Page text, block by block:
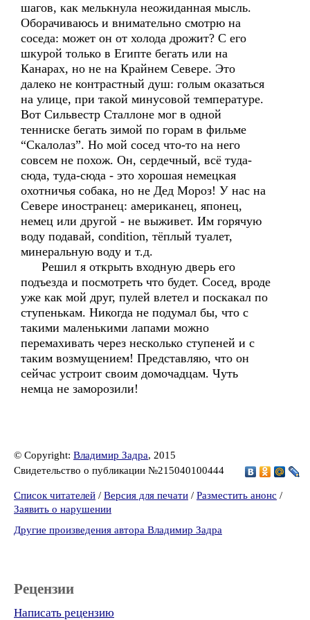
шагов, как мелькнула неожиданная мысль.
Оборачиваюсь и внимательно смотрю на
соседа: может он от холода дрожит? С его
шкурой только в Египте бегать или на
Канарах, но не на Крайнем Севере. Это
далеко не контрастный душ: голым оказаться
на улице, при такой минусовой температуре.
Вот Сильвестр Сталлоне мог в одной
тенниске бегать зимой по горам в фильме
“Скалолаз”. Но мой сосед что-то на него
совсем не похож. Он, сердечный, всё туда-
сюда, туда-сюда - это хорошая немецкая
охотничья собака, но не Дед Мороз! У нас на
Севере иностранец: американец, японец,
немец или другой - не выживет. Им горячую
воду подавай, condition, тёплый туалет,
минеральную воду и т.д.
Решил я открыть входную дверь его
подъезда и посмотреть что будет. Сосед, вроде
уже как мой друг, пулей влетел и поскакал по
ступенькам. Никогда не подумал бы, что с
такими маленькими лапами можно
перемахивать через несколько ступеней и с
таким возмущением! Представляю, что он
сейчас устроит своим домочадцам. Чуть
немца не заморозили!
© Copyright: Владимир Задра, 2015
Свидетельство о публикации №215040100444
Список читателей / Версия для печати / Разместить анонс /
Заявить о нарушении
Другие произведения автора Владимир Задра
Рецензии
Написать рецензию